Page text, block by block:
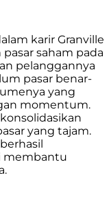
karir Granville
saham pada
pelanggannya
pasar benar-
yang
momentum.
yang tajam.
membantu